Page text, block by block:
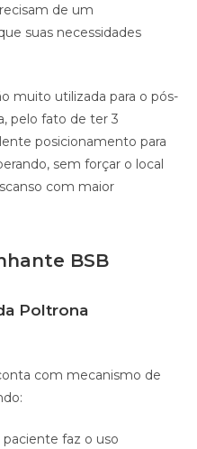
de um
suas necessidades
muito utilizada para o pós-
pelo fato de ter 3
posicionamento para
sem forçar o local
com maior
BSB
Poltrona
com mecanismo de
paciente faz o uso